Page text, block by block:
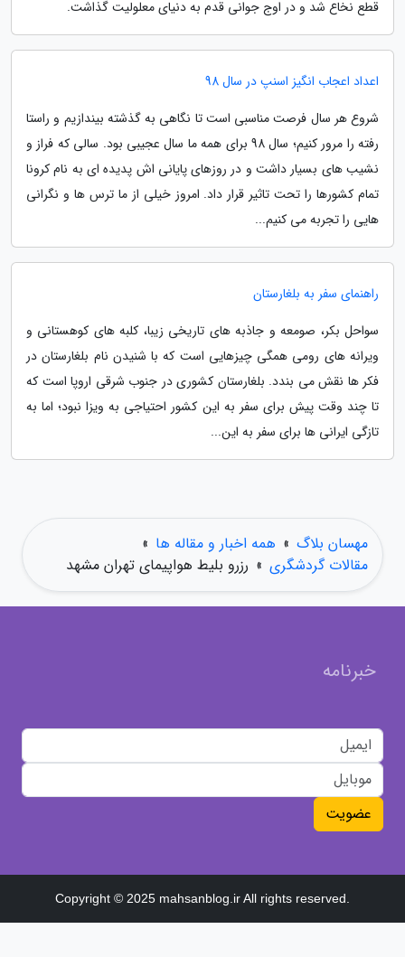
قطع نخاع شد و در اوج جوانی قدم به دنیای معلولیت گذاشت.
اعداد اعجاب انگیز اسنپ در سال 98
شروع هر سال فرصت مناسبی است تا نگاهی به گذشته بیندازیم و راستا
رفته را مرور کنیم؛ سال 98 برای همه ما سال عجیبی بود. سالی که فراز و
نشیب های بسیار داشت و در روزهای پایانی اش پدیده ای به نام کرونا
تمام کشورها را تحت تاثیر قرار داد. امروز خیلی از ما ترس ها و نگرانی
هایی را تجربه می کنیم...
راهنمای سفر به بلغارستان
سواحل بکر، صومعه و جاذبه های تاریخی زیبا، کلبه های کوهستانی و
ویرانه های رومی همگی چیزهایی است که با شنیدن نام بلغارستان در
فکر ها نقش می بندد. بلغارستان کشوری در جنوب شرقی اروپا است که
تا چند وقت پیش برای سفر به این کشور احتیاجی به ویزا نبود؛ اما به
تازگی ایرانی ها برای سفر به این...
مهسان بلاگ » همه اخبار و مقاله ها »
مقالات گردشگری » رزرو بلیط هواپیمای تهران مشهد
خبرنامه
عضویت
Copyright © 2025 mahsanblog.ir All rights reserved.